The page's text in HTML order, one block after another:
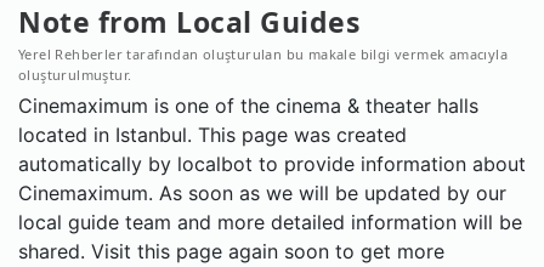
Note from Local Guides
Yerel Rehberler tarafından oluşturulan bu makale bilgi vermek amacıyla
oluşturulmuştur.
Cinemaximum is one of the cinema & theater halls
located in Istanbul. This page was created
automatically by localbot to provide information about
Cinemaximum. As soon as we will be updated by our
local guide team and more detailed information will be
shared. Visit this page again soon to get more